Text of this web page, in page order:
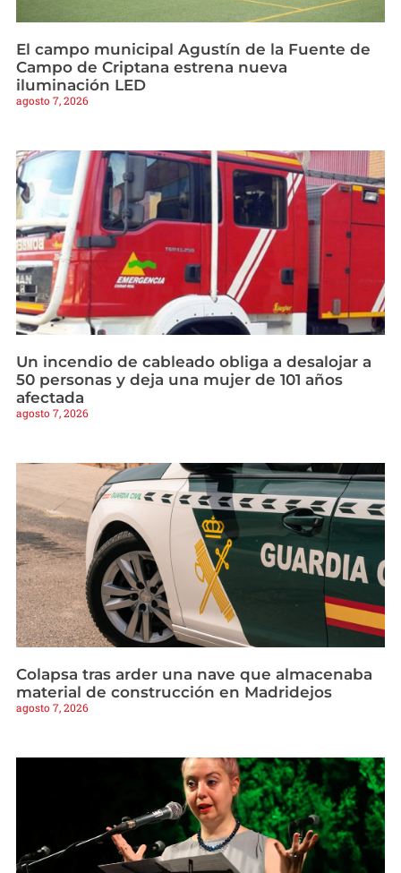
El campo municipal Agustín de la Fuente de
Campo de Criptana estrena nueva
iluminación LED
agosto 7, 2026
Un incendio de cableado obliga a desalojar a
50 personas y deja una mujer de 101 años
afectada
agosto 7, 2026
Colapsa tras arder una nave que almacenaba
material de construcción en Madridejos
agosto 7, 2026